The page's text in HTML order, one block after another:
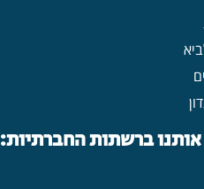
ברשתות החברתיות: